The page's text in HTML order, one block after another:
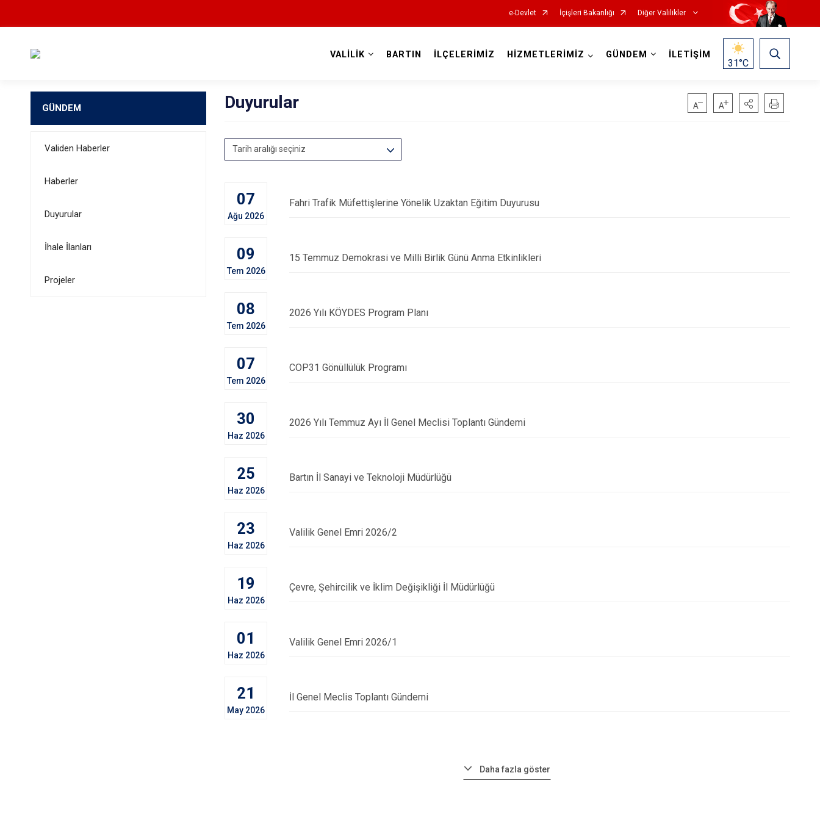
e-Devlet İçişleri Bakanlığı Diğer Valilikler
VALİLİK BARTIN İLÇELERİMİZ HİZMETLERİMİZ GÜNDEM İLETİŞİM
31°C
GÜNDEM
Validen Haberler
Haberler
Duyurular
İhale İlanları
Projeler
Duyurular
Tarih aralığı seçiniz
07
Ağu 2026
Fahri Trafik Müfettişlerine Yönelik Uzaktan Eğitim Duyurusu
09
Tem 2026
15 Temmuz Demokrasi ve Milli Birlik Günü Anma Etkinlikleri
08
Tem 2026
2026 Yılı KÖYDES Program Planı
07
Tem 2026
COP31 Gönüllülük Programı
30
Haz 2026
2026 Yılı Temmuz Ayı İl Genel Meclisi Toplantı Gündemi
25
Haz 2026
Bartın İl Sanayi ve Teknoloji Müdürlüğü
23
Haz 2026
Valilik Genel Emri 2026/2
19
Haz 2026
Çevre, Şehircilik ve İklim Değişikliği İl Müdürlüğü
01
Haz 2026
Valilik Genel Emri 2026/1
21
May 2026
İl Genel Meclis Toplantı Gündemi
Daha fazla göster